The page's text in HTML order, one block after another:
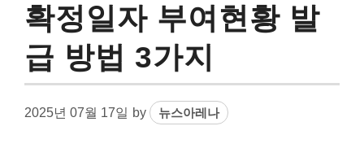
확정일자 부여현황 발
급 방법 3가지
2025년 07월 17일 by 뉴스아레나